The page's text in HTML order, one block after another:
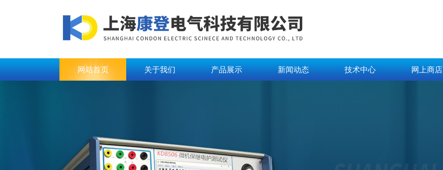
网站首页 关于我们 产品展示 新闻动态 技术中心 网上商店